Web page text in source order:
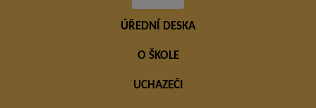
ÚŘEDNÍ DESKA
O ŠKOLE
UCHAZEČI